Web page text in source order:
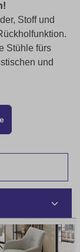
Stoff und
Stühle fürs
und